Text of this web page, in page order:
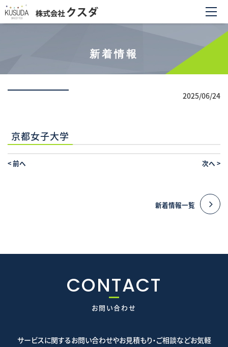
新着情報
2025/06/24
京都女子大学
<前へ 次へ >
新着情報一覧
CONTACT
お問い合わせ
サービスに関するお問い合わせやお見積もり・ご相談などお気軽